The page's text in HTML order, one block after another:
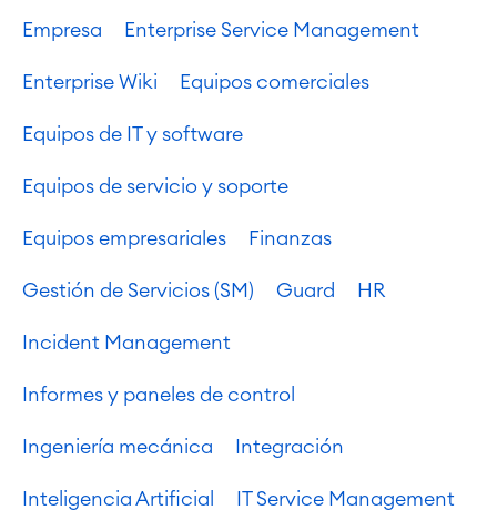
Agile & DevOps
Gestión de requisitos
Gestión de pruebas
Empresa Enterprise Service Management
Enterprise Wiki Equipos comerciales
Equipos de IT y software
Equipos de servicio y soporte
Equipos empresariales Finanzas
Gestión de Servicios (SM) Guard HR
Incident Management
Informes y paneles de control
Ingeniería mecánica Integración
Inteligencia Artificial IT Service Management